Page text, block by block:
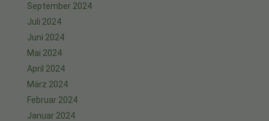
September 2024
Juli 2024
Juni 2024
Mai 2024
April 2024
März 2024
Februar 2024
Januar 2024